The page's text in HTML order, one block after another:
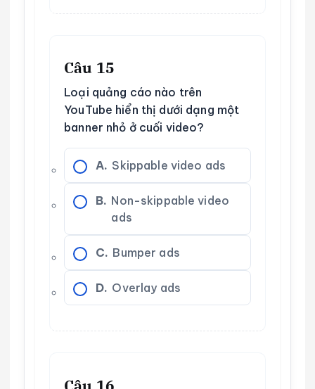
Câu 15
Loại quảng cáo nào trên
YouTube hiển thị dưới dạng một
banner nhỏ ở cuối video?
A. Skippable video ads
B. Non-skippable video
ads
C. Bumper ads
D. Overlay ads